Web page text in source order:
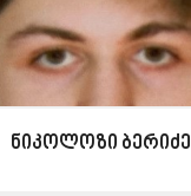
ნიკოლოზი ბერიძე